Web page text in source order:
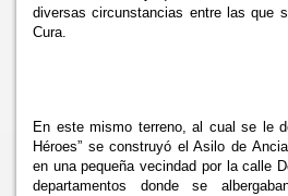
diversas circunstancias entre las que
Cura.
En este mismo terreno, al cual se le
Héroes” se construyó el Asilo de
en una pequeña vecindad por la calle
departamentos donde se